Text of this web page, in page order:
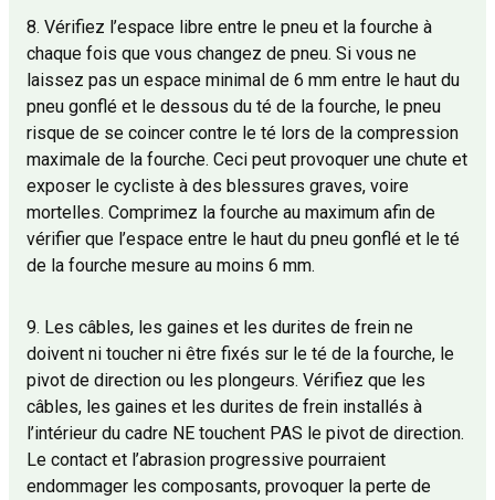
8. Vérifiez l’espace libre entre le pneu et la fourche à
chaque fois que vous changez de pneu. Si vous ne
laissez pas un espace minimal de 6 mm entre le haut du
pneu gonflé et le dessous du té de la fourche, le pneu
risque de se coincer contre le té lors de la compression
maximale de la fourche. Ceci peut provoquer une chute et
exposer le cycliste à des blessures graves, voire
mortelles. Comprimez la fourche au maximum afin de
vérifier que l’espace entre le haut du pneu gonflé et le té
de la fourche mesure au moins 6 mm.
9. Les câbles, les gaines et les durites de frein ne
doivent ni toucher ni être fixés sur le té de la fourche, le
pivot de direction ou les plongeurs. Vérifiez que les
câbles, les gaines et les durites de frein installés à
l’intérieur du cadre NE touchent PAS le pivot de direction.
Le contact et l’abrasion progressive pourraient
endommager les composants, provoquer la perte de